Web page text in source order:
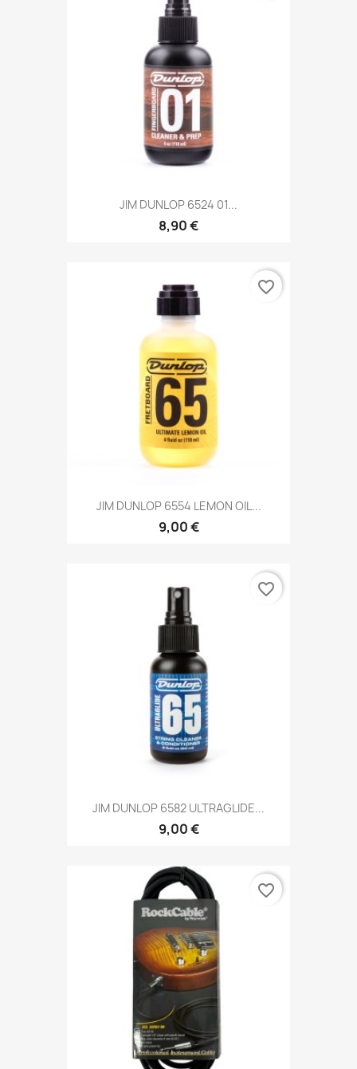
JIM DUNLOP 6524 01...
8,90 €
JIM DUNLOP 6554 LEMON OIL...
9,00 €
favorite_border
JIM DUNLOP 6582 ULTRAGLIDE...
9,00 €
favorite_border
favorite_border